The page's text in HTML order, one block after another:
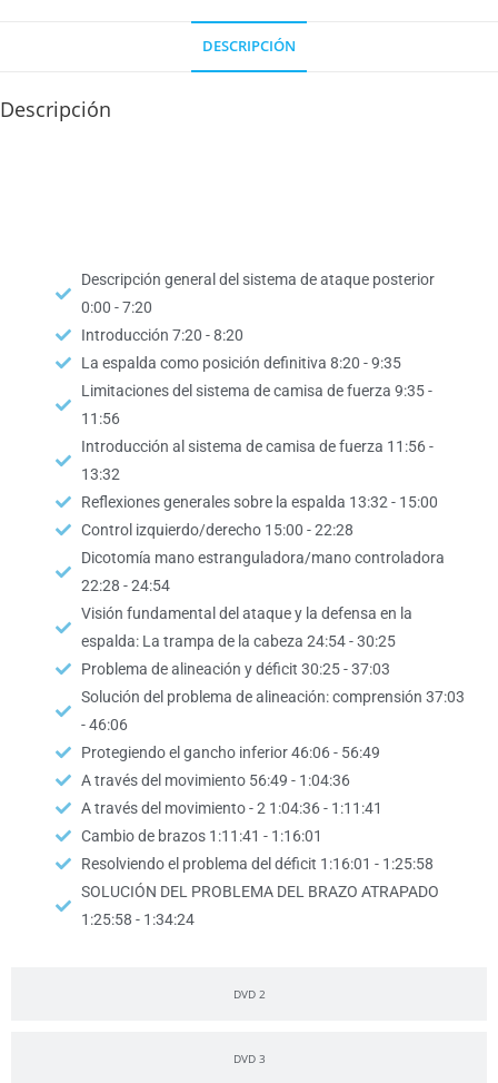
DESCRIPCIÓN
Descripción
DVD 2
DVD 3
Descripción general del sistema de ataque posterior
0:00 - 7:20
Introducción 7:20 - 8:20
La espalda como posición definitiva 8:20 - 9:35
Limitaciones del sistema de camisa de fuerza 9:35 -
11:56
Introducción al sistema de camisa de fuerza 11:56 -
13:32
Reflexiones generales sobre la espalda 13:32 - 15:00
Control izquierdo/derecho 15:00 - 22:28
Dicotomía mano estranguladora/mano controladora
22:28 - 24:54
Visión fundamental del ataque y la defensa en la
espalda: La trampa de la cabeza 24:54 - 30:25
Problema de alineación y déficit 30:25 - 37:03
Solución del problema de alineación: comprensión 37:03
- 46:06
Protegiendo el gancho inferior 46:06 - 56:49
A través del movimiento 56:49 - 1:04:36
A través del movimiento - 2 1:04:36 - 1:11:41
Cambio de brazos 1:11:41 - 1:16:01
Resolviendo el problema del déficit 1:16:01 - 1:25:58
SOLUCIÓN DEL PROBLEMA DEL BRAZO ATRAPADO
1:25:58 - 1:34:24